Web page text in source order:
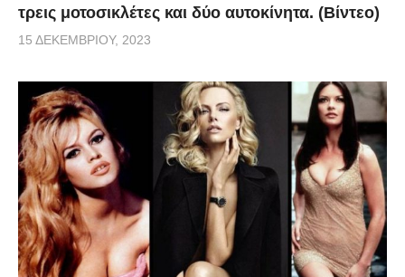
τρεις μοτοσικλέτες και δύο αυτοκίνητα. (Βίντεο)
15 ΔΕΚΕΜΒΡΊΟΥ, 2023